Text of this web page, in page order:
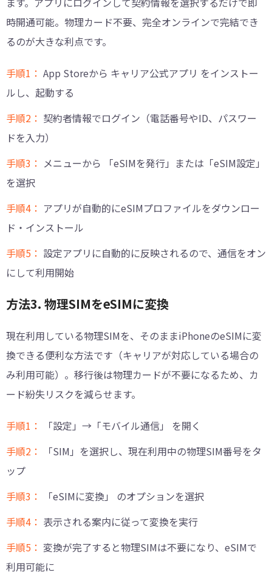
時開通可能。物理カード不要、完全オンラインで完結でき
るのが大きな利点です。
手順1： App Storeから キャリア公式アプリ をインストー
ルし、起動する
手順2： 契約者情報でログイン（電話番号やID、パスワー
ドを入力）
手順3： メニューから 「eSIMを発行」または「eSIM設定」
を選択
手順4： アプリが自動的にeSIMプロファイルをダウンロー
ド・インストール
手順5： 設定アプリに自動的に反映されるので、通信をオン
にして利用開始
方法3. 物理SIMをeSIMに変換
現在利用している物理SIMを、そのままiPhoneのeSIMに変
換できる便利な方法です（キャリアが対応している場合の
み利用可能）。移行後は物理カードが不要になるため、カ
ード紛失リスクを減らせます。
手順1：
「設定」→「モバイル通信」 を開く
手順2：
「SIM」を選択し、現在利用中の物理SIM番号をタ
ップ
手順3：
「eSIMに変換」 のオプションを選択
手順4： 表示される案内に従って変換を実行
手順5： 変換が完了すると物理SIMは不要になり、eSIMで
利用可能に